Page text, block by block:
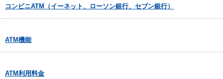
コンビニATM（イーネット、ローソン銀行、セブン銀行）
ATM機能
ATM利用料金